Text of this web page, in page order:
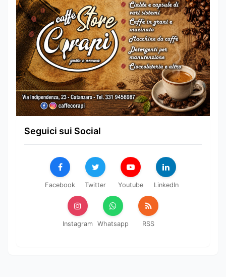
Seguici sui Social
Facebook Twitter Youtube LinkedIn
Instagram Whatsapp RSS